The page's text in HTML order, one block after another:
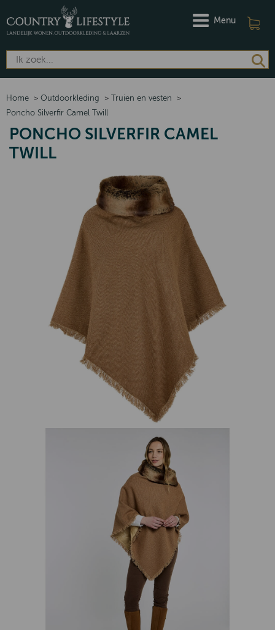
Menu
Home > Outdoorkleding > Truien en vesten
>
Poncho Silverfir Camel Twill
PONCHO SILVERFIR CAMEL
TWILL